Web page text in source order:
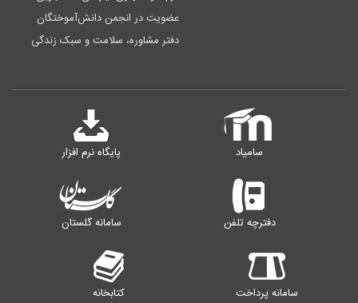
عضویت در انجمن دانش‌آموختگان
دفتر مشاوره، سلامت و سبک زندگی
سامیاد پایگاه نرم افزار
دفترچه تلفن سامانه گلستان
سامانه پرداخت کتابخانه